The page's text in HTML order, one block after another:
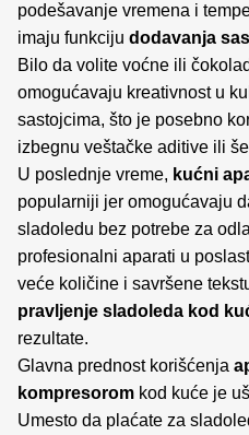
podešavanje vremena i
imaju funkciju dodavanja
Bilo da volite voćne ili
omogućavaju kreativnost u
sastojcima, što je posebno
izbegnu veštačke aditive ili
U poslednje vreme, kućni
popularniji jer omogućavaju
sladoledu bez potrebe za
profesionalni aparati u
veće količine i savršene
pravljenje sladoleda kod
rezultate.
Glavna prednost korišćenja
kompresorom kod kuće je
Umesto da plaćate za